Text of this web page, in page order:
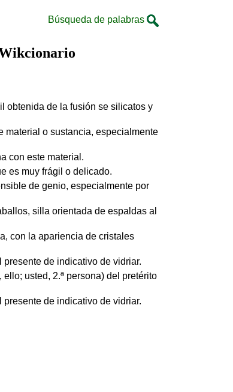
Búsqueda de palabras
obtenida de la fusión se silicatos y
material o sustancia, especialmente
con este material.
es muy frágil o delicado.
de genio, especialmente por
silla orientada de espaldas al
con la apariencia de cristales
de indicativo de vidriar.
usted, 2.ª persona) del pretérito
de indicativo de vidriar.